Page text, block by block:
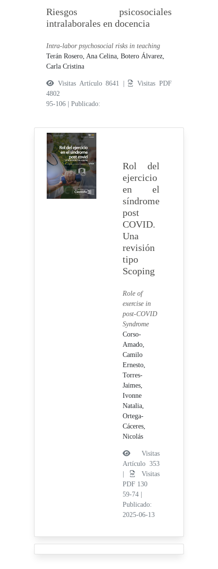
Riesgos psicosociales
intralaborales en docencia
Intra-labor psychosocial risks in teaching
Terán Rosero, Ana Celina,Botero Álvarez,
Carla Cristina
Visitas Artículo 8641 |
Visitas PDF
4802
95-106
|Publicado:
Rol del
ejercicio
en el
síndrome
post
COVID.
Una
revisión
tipo
Scoping
Role of
exercise in
post-COVID
Syndrome
Corso-
Amado,
Camilo
Ernesto,
Torres-
Jaimes,
Ivonne
Natalia,
Ortega-
Cáceres,
Nicolás
Visitas
Artículo 353
|
Visitas
PDF 130
59-74
Publicado:
2025-06-13